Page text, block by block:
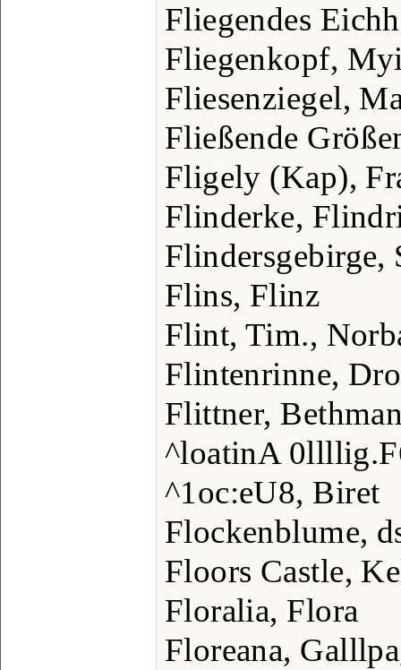
Fliegendes
Fliegenkopf,
Fliesenziegel,
Fließende
Fligely (Kap),
Flinderke,
Flindersgebirge,
Flins, Flinz
Flint, Tim.,
Flintenrinne,
Flittner,
^loatinA
^1oc:eU8, Biret
Flockenblume,
Floors Castle,
Floralia, Flora
Floreana,